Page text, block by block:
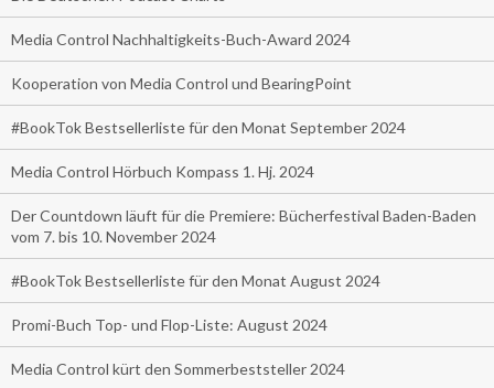
Media Control Nachhaltigkeits-Buch-Award 2024
Kooperation von Media Control und BearingPoint
#BookTok Bestsellerliste für den Monat September 2024
Media Control Hörbuch Kompass 1. Hj. 2024
Der Countdown läuft für die Premiere: Bücherfestival Baden-Baden
vom 7. bis 10. November 2024
#BookTok Bestsellerliste für den Monat August 2024
Promi-Buch Top- und Flop-Liste: August 2024
Media Control kürt den Sommerbeststeller 2024